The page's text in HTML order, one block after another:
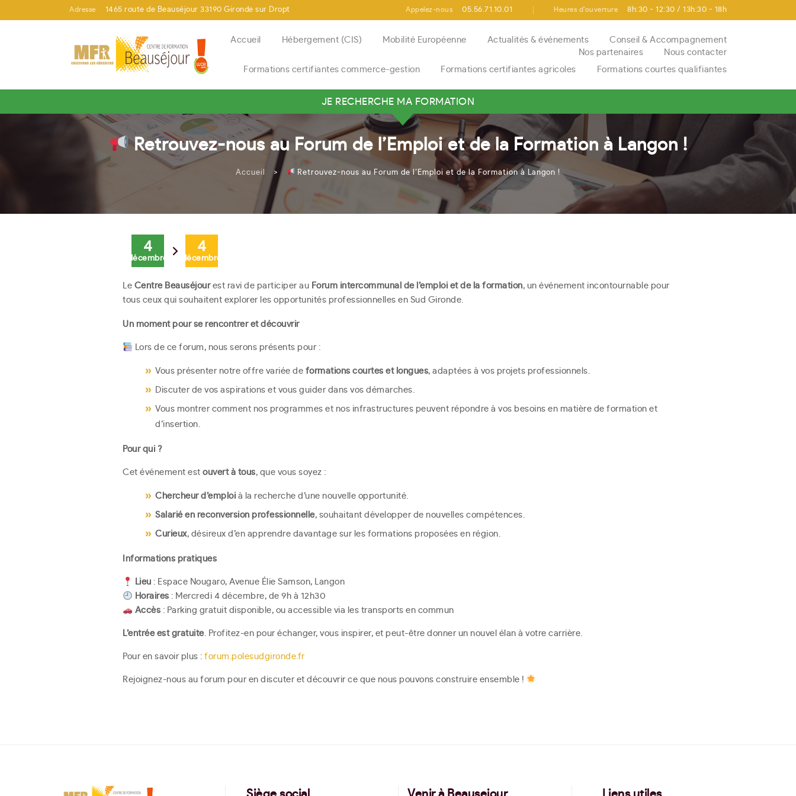
Adresse 1465 route de Beauséjour 33190 Gironde sur Dropt Appelez-nous 05.56.71.10.01 Heures d’ouverture 8h:30 - 12:30 / 13h:30 - 18h
Accueil Hébergement (CIS) Mobilité Européenne Actualités & événements
Conseil & Accompagnement
Nos partenaires
Nous contacter
Formations certifiantes commerce-gestion
Formations certifiantes agricoles Formations courtes qualifiantes
RECHERCHER VOTRE FORMATION
Mots clés
Rechercher
JE RECHERCHE MA FORMATION
Retrouvez-nous au Forum de l’Emploi et de la Formation à Langon !
Accueil > Retrouvez-nous au Forum de l’Emploi et de la Formation à Langon !
4
décembre
4
décembre
Le Centre Beauséjourest ravi de participer au Forum intercommunal de l’emploi et de la formation, un événement incontournable pour
tous ceux qui souhaitent explorer les opportunités professionnelles en Sud Gironde.
Un moment pour se rencontrer et découvrir
Lors de ce forum, nous serons présents pour :
Vous présenter notre offre variée de formations courtes et longues, adaptées à vos projets professionnels.
Discuter de vos aspirations et vous guider dans vos démarches.
Vous montrer comment nos programmes et nos infrastructures peuvent répondre à vos besoins en matière de formation et
d’insertion.
Pour qui ?
Cet événement est ouvert à tous, que vous soyez :
Chercheur d’emploi à la recherche d’une nouvelle opportunité.
Salarié en reconversion professionnelle, souhaitant développer de nouvelles compétences.
Curieux, désireux d’en apprendre davantage sur les formations proposées en région.
Informations pratiques
Lieu : Espace Nougaro, Avenue Élie Samson, Langon
Horaires : Mercredi 4 décembre, de 9h à 12h30
Accès : Parking gratuit disponible, ou accessible via les transports en commun
L’entrée est gratuite. Profitez-en pour échanger, vous inspirer, et peut-être donner un nouvel élan à votre carrière.
Pour en savoir plus : forum.polesudgironde.fr
Rejoignez-nous au forum pour en discuter et découvrir ce que nous pouvons construire ensemble !